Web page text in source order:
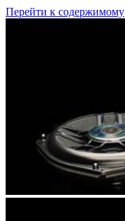
Перейти к содержимому